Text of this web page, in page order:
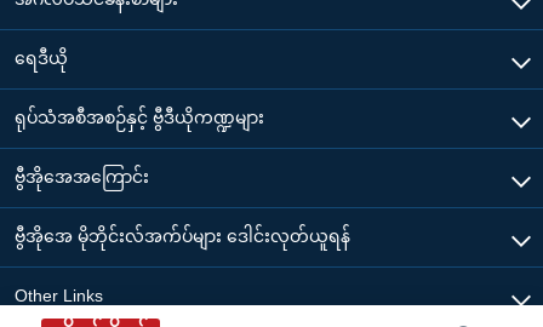
ရေဒီယို
ရုပ်သံအစီအစဉ်နှင့် ဗွီဒီယိုကဏ္ဍများ
ဗွီအိုအေအကြောင်း
ဗွီအိုအေ မိုဘိုင်းလ်အက်ပ်များ ဒေါင်းလုတ်ယူရန်
Other Links